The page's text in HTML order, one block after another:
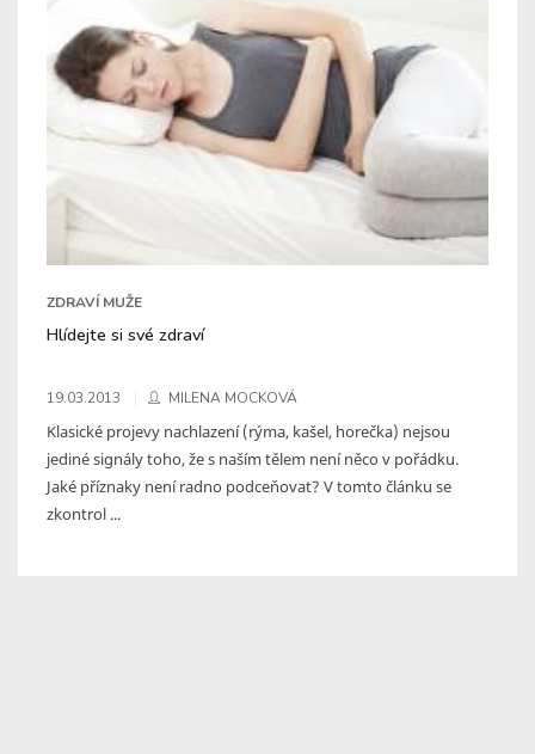
ZDRAVÍ MUŽE
Hlídejte si své zdraví
19.03.2013 MILENA MOCKOVÁ
Klasické projevy nachlazení (rýma, kašel, horečka) nejsou
jediné signály toho, že s naším tělem není něco v pořádku.
Jaké příznaky není radno podceňovat? V tomto článku se
zkontrol ...